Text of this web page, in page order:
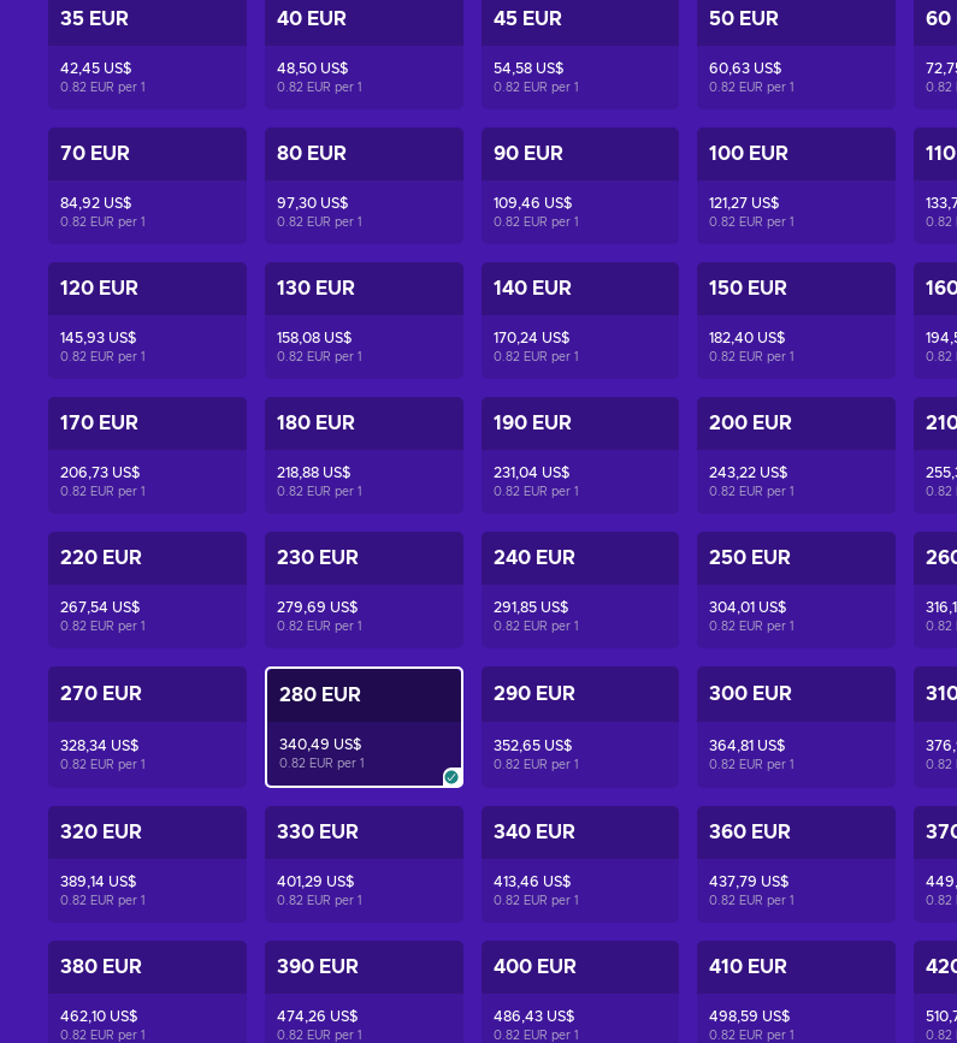
35 EUR
42,45 US$
0.82 EUR per 1
40 EUR
48,50 US$
0.82 EUR per 1
45 EUR
54,58 US$
0.82 EUR per 1
50 EUR
60,63 US$
0.82 EUR per1
60
0.82
70 EUR
84,92 US$
0.82 EUR per 1
80 EUR
97,30 US$
0.82 EUR per 1
90 EUR
109,46 US$
0.82 EUR per 1
100 EUR
121,27 US$
0.82 EUR per1 0.82
120 EUR
145,93 US$
0.82 EUR per 1
130 EUR
158,08 US$
0.82 EUR per 1
140 EUR
170,24 US$
0.82 EUR per 1
150 EUR
182,40 US$
0.82 EUR per1 0.82
170 EUR
206,73 US$
0.82 EUR per 1
180 EUR
218,88 US$
0.82 EUR per 1
190 EUR
231,04 US$
0.82 EUR per 1
200 EUR
243,22 US$
0.82 EUR per1 0.82
220 EUR
267,54 US$
0.82 EUR per 1
230 EUR
279,69 US$
0.82 EUR per 1
240 EUR
291,85 US$
0.82 EUR per 1
250 EUR
304,01 US$
0.82 EUR per1 0.82
270 EUR
328,34 US$
0.82 EUR per 1
280 EUR
340,49 US$
0.82 EUR per 1
290 EUR
352,65 US$
0.82 EUR per 1
300 EUR
364,81 US$
0.82 EUR per1 0.82
320 EUR
389,14 US$
0.82 EUR per 1
330 EUR
401,29 US$
0.82 EUR per 1
340 EUR
413,46 US$
0.82 EUR per 1
360 EUR
437,79 US$
0.82 EUR per1 0.82
380 EUR
462,10 US$
0.82 EUR per 1
390 EUR
474,26 US$
0.82 EUR per 1
400 EUR
486,43 US$
0.82 EUR per 1
410 EUR
498,59 US$
0.82 EUR per1 0.82